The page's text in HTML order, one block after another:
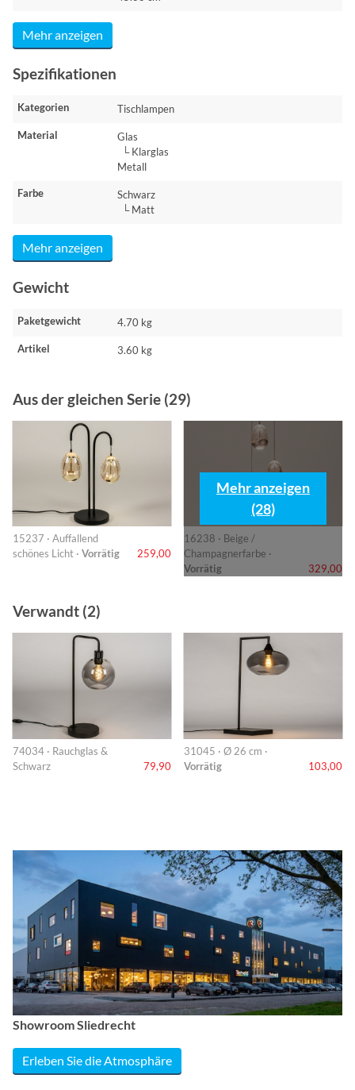
Mehr anzeigen
Spezifikationen
Kategorien Tischlampen
Material
Glas
└ Klarglas
Metall
Farbe
Schwarz
└ Matt
Mehr anzeigen
Gewicht
Paketgewicht 4.70 kg
Artikel 3.60 kg
Aus der gleichen Serie (29)
15237 · Auffallend
schönes Licht · Vorrätig 259,00
16238 · Beige /
Champagnerfarbe ·
Vorrätig
329,00
Mehr anzeigen
(28)
Verwandt (2)
74034 · Rauchglas &
Schwarz
79,90
31045 · Ø 26 cm ·
Vorrätig
103,00
Showroom Sliedrecht
Erleben Sie die Atmosphäre